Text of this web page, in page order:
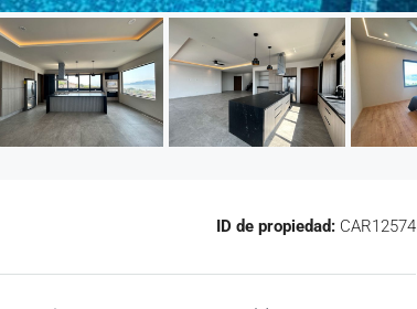
ID de propiedad:CAR12574